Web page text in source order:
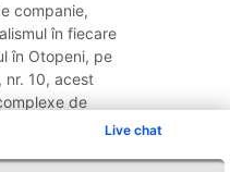
Live chat
companie,
în fiecare
în Otopeni, pe
nr. 10, acest
de
...